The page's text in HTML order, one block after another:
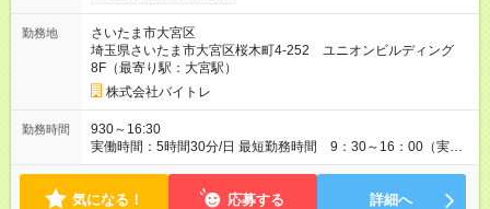
勤務地
さいたま市大宮区
埼玉県さいたま市大宮区桜木町4-252 ユニオンビルディング
8F（最寄り駅：大宮駅）
株式会社バイトレ
勤務時間
930～16:30
実働時間：5時間30分/日 最短勤務時間 9：30～16：00（実働
5.5時間） 9：30～16：30（実働6時間）、9：30～17：00（実
気になる！ 応募する 詳細へ